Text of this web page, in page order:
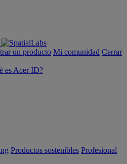
un producto Mi comunidad Cerrar
es Acer ID?
Productos sostenibles Profesional